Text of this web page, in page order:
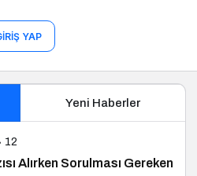
YAP
Yeni Haberler
12
Alırken Sorulması Gereken